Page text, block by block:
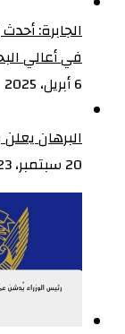
الجابرة:
في أعالي
6 أبريل، 2025
البرهان
20 سبتمبر، 2023